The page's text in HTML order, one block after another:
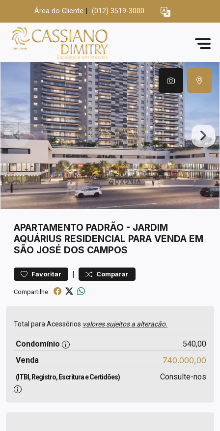
Área do Cliente (012) 3519-3000
APARTAMENTO PADRÃO - JARDIM
AQUÁRIUS RESIDENCIAL PARA VENDA EM
SÃO JOSÉ DOS CAMPOS
Favoritar | Comparar
Compartilhe:
Total para Acessórios valores sujeitos a alteração.
Condomínio
540,00
Venda
740.000,00
(ITBI, Registro, Escritura e Certidões) Consulte-nos